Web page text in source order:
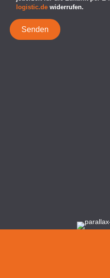
logistic.de widerrufen.